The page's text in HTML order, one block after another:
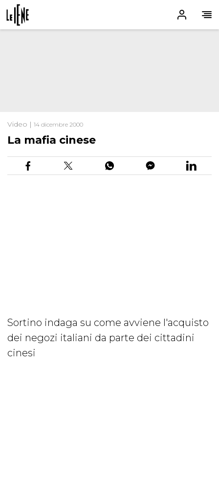
Video | 14 dicembre 2000
La mafia cinese
Sortino indaga su come avviene l'acquisto
dei negozi italiani da parte dei cittadini
cinesi